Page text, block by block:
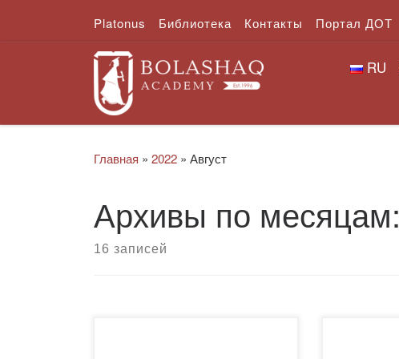
Перейти к содержимому
Platonus Библиотека Контакты Портал ДОТ
RU
Главная » 2022 » Август
Архивы по месяцам:
16 записей